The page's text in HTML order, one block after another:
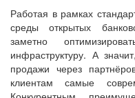
Работая в рамках
среды открытых
заметно
инфраструктуру. А
продажи через
клиентам самые